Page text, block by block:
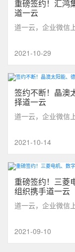
重磅签约！汇鸿
道一云
道一云，企业微信
2021-10-29
签约不断！晶澳
择道一云
道一云，企业微信
2021-10-14
重磅签约！三菱
组织携手道一云
道一云，企业微信
2021-09-10